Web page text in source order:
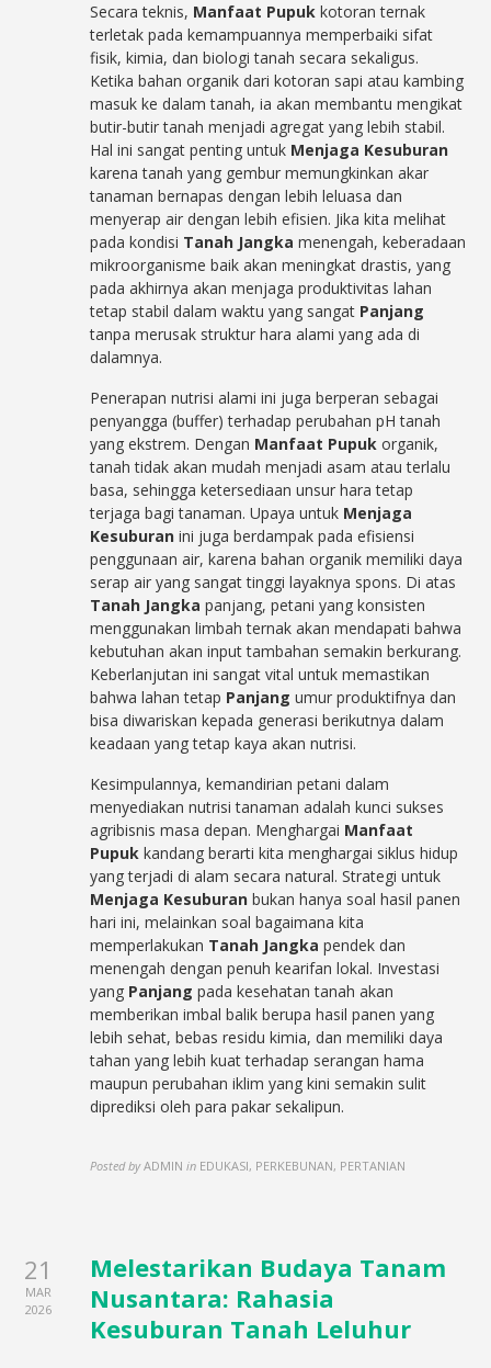
Secara teknis, Manfaat Pupuk kotoran ternak
terletak pada kemampuannya memperbaiki sifat
fisik, kimia, dan biologi tanah secara sekaligus.
Ketika bahan organik dari kotoran sapi atau kambing
masuk ke dalam tanah, ia akan membantu mengikat
butir-butir tanah menjadi agregat yang lebih stabil.
Hal ini sangat penting untuk Menjaga Kesuburan
karena tanah yang gembur memungkinkan akar
tanaman bernapas dengan lebih leluasa dan
menyerap air dengan lebih efisien. Jika kita melihat
pada kondisi Tanah Jangka menengah, keberadaan
mikroorganisme baik akan meningkat drastis, yang
pada akhirnya akan menjaga produktivitas lahan
tetap stabil dalam waktu yang sangat Panjang
tanpa merusak struktur hara alami yang ada di
dalamnya.
Penerapan nutrisi alami ini juga berperan sebagai
penyangga (buffer) terhadap perubahan pH tanah
yang ekstrem. Dengan Manfaat Pupuk organik,
tanah tidak akan mudah menjadi asam atau terlalu
basa, sehingga ketersediaan unsur hara tetap
terjaga bagi tanaman. Upaya untuk Menjaga
Kesuburan ini juga berdampak pada efisiensi
penggunaan air, karena bahan organik memiliki daya
serap air yang sangat tinggi layaknya spons. Di atas
Tanah Jangka panjang, petani yang konsisten
menggunakan limbah ternak akan mendapati bahwa
kebutuhan akan input tambahan semakin berkurang.
Keberlanjutan ini sangat vital untuk memastikan
bahwa lahan tetap Panjang umur produktifnya dan
bisa diwariskan kepada generasi berikutnya dalam
keadaan yang tetap kaya akan nutrisi.
Kesimpulannya, kemandirian petani dalam
menyediakan nutrisi tanaman adalah kunci sukses
agribisnis masa depan. Menghargai Manfaat
Pupuk kandang berarti kita menghargai siklus hidup
yang terjadi di alam secara natural. Strategi untuk
Menjaga Kesuburan bukan hanya soal hasil panen
hari ini, melainkan soal bagaimana kita
memperlakukan Tanah Jangka pendek dan
menengah dengan penuh kearifan lokal. Investasi
yang Panjang pada kesehatan tanah akan
memberikan imbal balik berupa hasil panen yang
lebih sehat, bebas residu kimia, dan memiliki daya
tahan yang lebih kuat terhadap serangan hama
maupun perubahan iklim yang kini semakin sulit
diprediksi oleh para pakar sekalipun.
Posted by ADMIN in EDUKASI, PERKEBUNAN, PERTANIAN
21
MAR
2026
Melestarikan Budaya Tanam
Nusantara: Rahasia
Kesuburan Tanah Leluhur